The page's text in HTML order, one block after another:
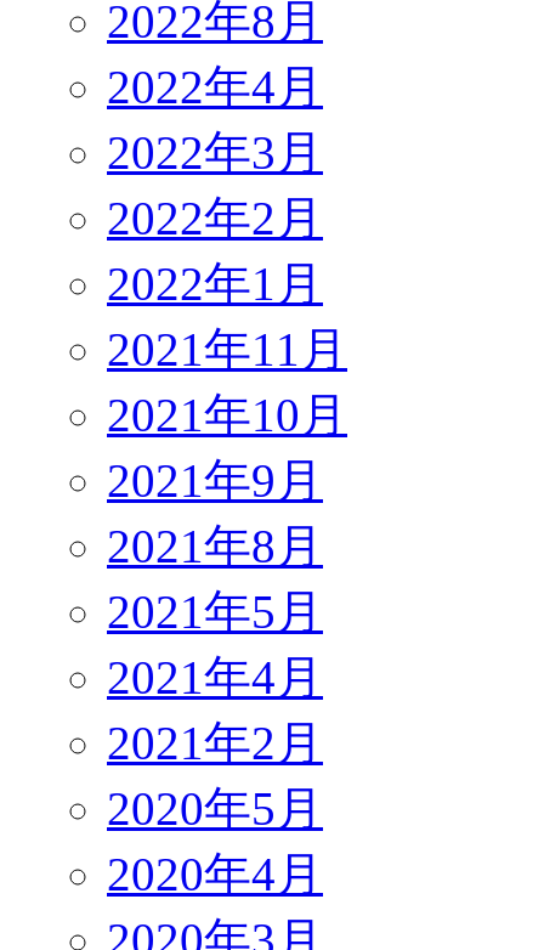
2022年8月
2022年4月
2022年3月
2022年2月
2022年1月
2021年11月
2021年10月
2021年9月
2021年8月
2021年5月
2021年4月
2021年2月
2020年5月
2020年4月